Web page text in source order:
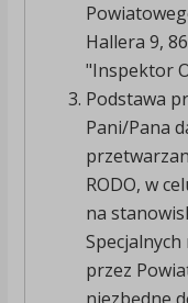
Hallera 9,
"Inspektor
Podstawa
Pani/Pana
RODO, w
na
przez